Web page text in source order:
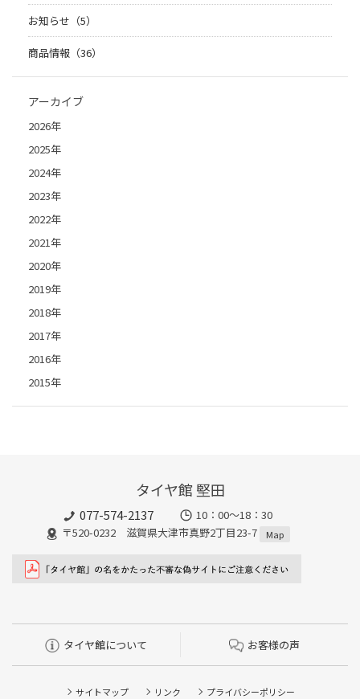
お知らせ（5）
商品情報（36）
アーカイブ
2026年
2025年
2024年
2023年
2022年
2021年
2020年
2019年
2018年
2017年
2016年
2015年
タイヤ館 堅田
077-574-2137
10：00～18：30
〒520-0232 滋賀県大津市真野2丁目23-7
Map
タイヤ館について お客様の声
サイトマップ リンク プライバシーポリシー